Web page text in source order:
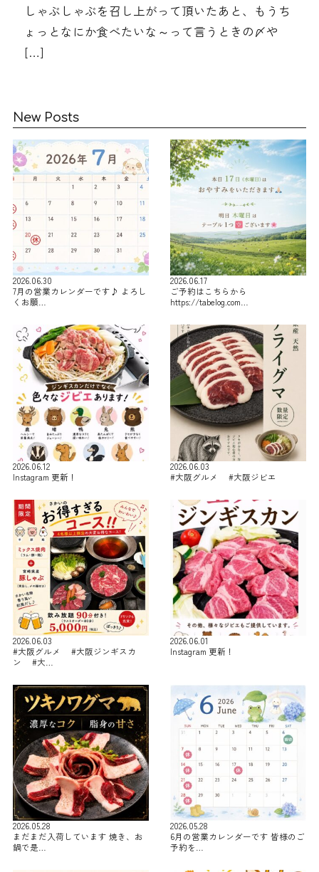
しゃぶしゃぶを召し上がって頂いたあと、もうち
ょっとなにか食べたいな～って言うときの〆や
[…]
New Posts
2026.06.30
7月の営業カレンダーです♪ よろし
くお願…
2026.06.17
ご予約はこちらから
https://tabelog.com…
2026.06.12
Instagram 更新！
2026.06.03
#大阪グルメ #大阪ジビエ
2026.06.03
#大阪グルメ #大阪ジンギスカ
ン #大…
2026.06.01
Instagram 更新！
2026.05.28
まだまだ入荷しています 焼き、お
鍋で是…
2026.05.28
6月の営業カレンダーです 皆様のご
予約を…